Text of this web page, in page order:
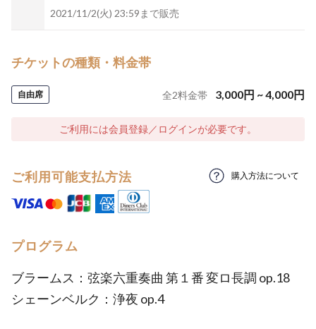
2021/11/2(火) 23:59まで販売
チケットの種類・料金帯
自由席 全2料金帯 3,000円 ~4,000円
ご利用には会員登録／ログインが必要です。
ご利用可能支払方法 購入方法について
プログラム
ブラームス：弦楽六重奏曲 第１番 変ロ長調 op.18
シェーンベルク：浄夜 op.4